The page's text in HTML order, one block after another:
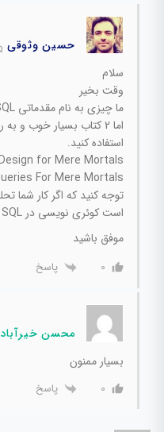
حسین وثوقی
سلام
وقت بخیر
ما چیزی به نام مقدماتی SQL نداریم.
اما 2 کتاب بسیار خوب
استفاده کنید.
for Mere Mortals
For Mere Mortals
توجه کنید که اگر کار شما
است کوئری نویسی در SQL را یاد بگیرید
موفق باشید
0 پاسخ
محسن
بسیار ممنون
0 پاسخ